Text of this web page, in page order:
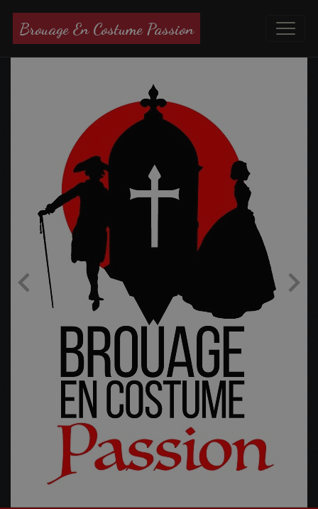
Brouage En Costume Passion